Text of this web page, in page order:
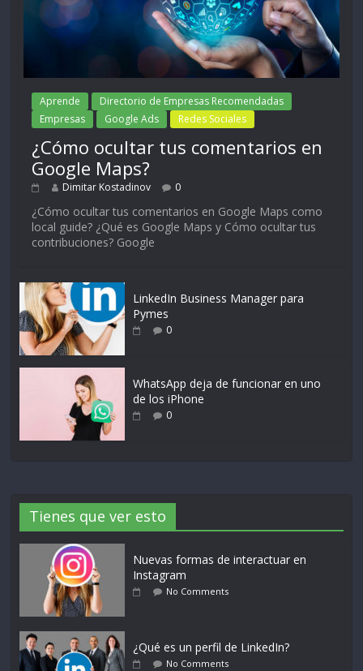
Aprende
Directorio de Empresas Recomendadas
Empresas
Google Ads Redes Sociales
¿Cómo ocultar tus comentarios en
Google Maps?
Dimitar Kostadinov 0
¿Cómo ocultar tus comentarios en Google Maps como
local guide? ¿Qué es Google Maps y Cómo ocultar tus
contribuciones? Google
LinkedIn Business Manager para
Pymes
0
WhatsApp deja de funcionar en uno
de los iPhone
0
Tienes que ver esto
Nuevas formas de interactuar en
Instagram
No Comments
¿Qué es un perfil de LinkedIn?
No Comments